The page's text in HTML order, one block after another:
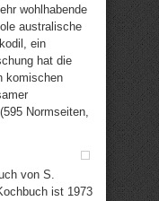
wohlhabende
australische
ein
hat die
komischen
Normseiten,
von S.
ist 1973